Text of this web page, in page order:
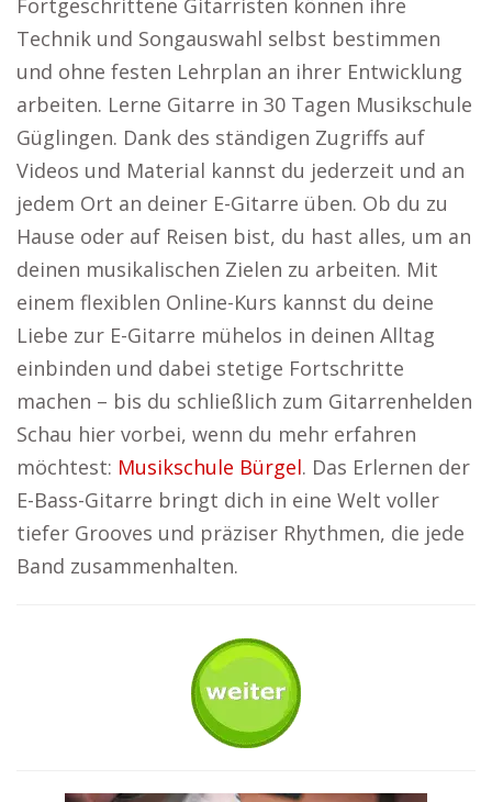
Fortgeschrittene Gitarristen können ihre
Technik und Songauswahl selbst bestimmen
und ohne festen Lehrplan an ihrer Entwicklung
arbeiten. Lerne Gitarre in 30 Tagen Musikschule
Güglingen. Dank des ständigen Zugriffs auf
Videos und Material kannst du jederzeit und an
jedem Ort an deiner E-Gitarre üben. Ob du zu
Hause oder auf Reisen bist, du hast alles, um an
deinen musikalischen Zielen zu arbeiten. Mit
einem flexiblen Online-Kurs kannst du deine
Liebe zur E-Gitarre mühelos in deinen Alltag
einbinden und dabei stetige Fortschritte
machen – bis du schließlich zum Gitarrenhelden
Schau hier vorbei, wenn du mehr erfahren
möchtest: Musikschule Bürgel. Das Erlernen der
E-Bass-Gitarre bringt dich in eine Welt voller
tiefer Grooves und präziser Rhythmen, die jede
Band zusammenhalten.